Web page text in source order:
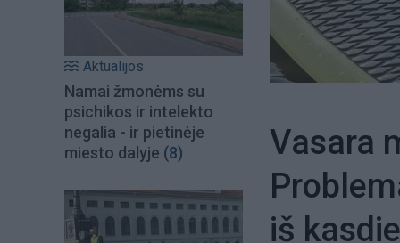
Aktualijos
Namai žmonėms su
psichikos ir intelekto
negalia - ir pietinėje
miesto dalyje (8)
Vasara
iš